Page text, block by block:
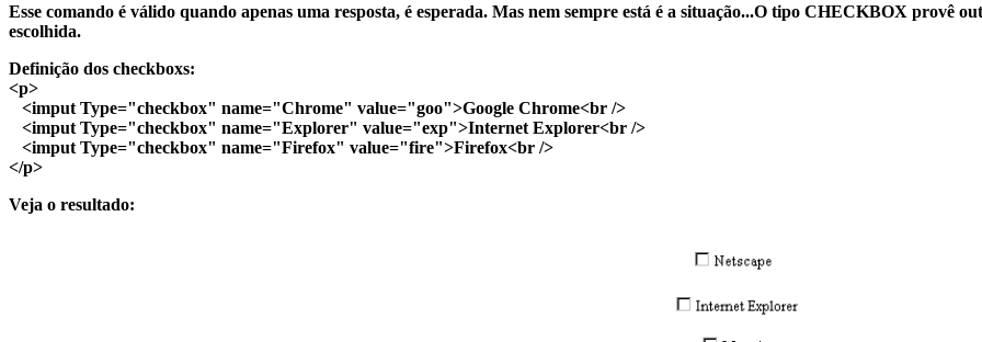
Esse comando é válido quando apenas uma resposta, é esperada. Mas nem sempre está é a situação...O tipo CHECKBOX provê
escolhida.
Definição dos checkboxs:
<p>
<imput Type="checkbox" name="Chrome" value="goo">Google Chrome<br />
<imput Type="checkbox" name="Explorer" value="exp">Internet Explorer<br />
<imput Type="checkbox" name="Firefox" value="fire">Firefox<br />
</p>
Veja o resultado: